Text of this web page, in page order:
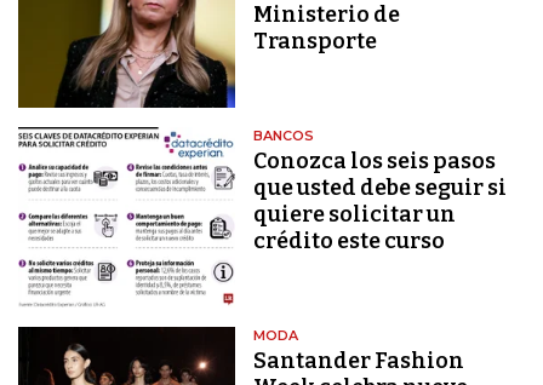
Ministerio de
Transporte
BANCOS
Conozca los seis pasos
que usted debe seguir si
quiere solicitar un
crédito este curso
MODA
Santander Fashion